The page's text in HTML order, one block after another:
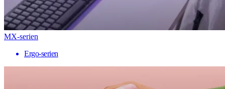
MX-serien
Ergo-serien